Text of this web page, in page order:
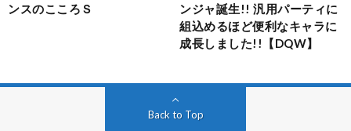
ンスのこころＳ
ンジャ誕生!! 汎用パーティに
組込めるほど便利なキャラに
成長しました!!【DQW】
Back to Top